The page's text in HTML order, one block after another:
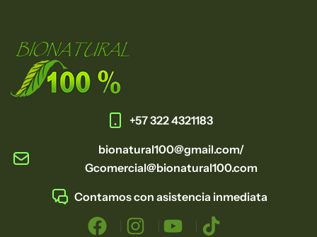
+57 322 4321183
bionatural100@gmail.com/
Gcomercial@bionatural100.com
Contamos con asistencia inmediata